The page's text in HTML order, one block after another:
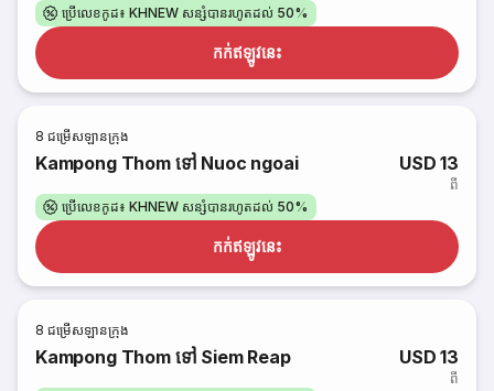
ប្រើលេខកូដ៖ KHNEW សន្សំបានរហូតដល់ 50%
កក់​ឥឡូវនេះ
8 ជម្រើសឡានក្រុង
Kampong Thom ទៅ Nuoc ngoai USD 13
ពី
ប្រើលេខកូដ៖ KHNEW សន្សំបានរហូតដល់ 50%
កក់​ឥឡូវនេះ
8 ជម្រើសឡានក្រុង
Kampong Thom ទៅ Siem Reap USD 13
ពី